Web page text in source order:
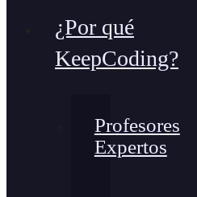
¿Por qué
KeepCoding?
Profesores
Expertos